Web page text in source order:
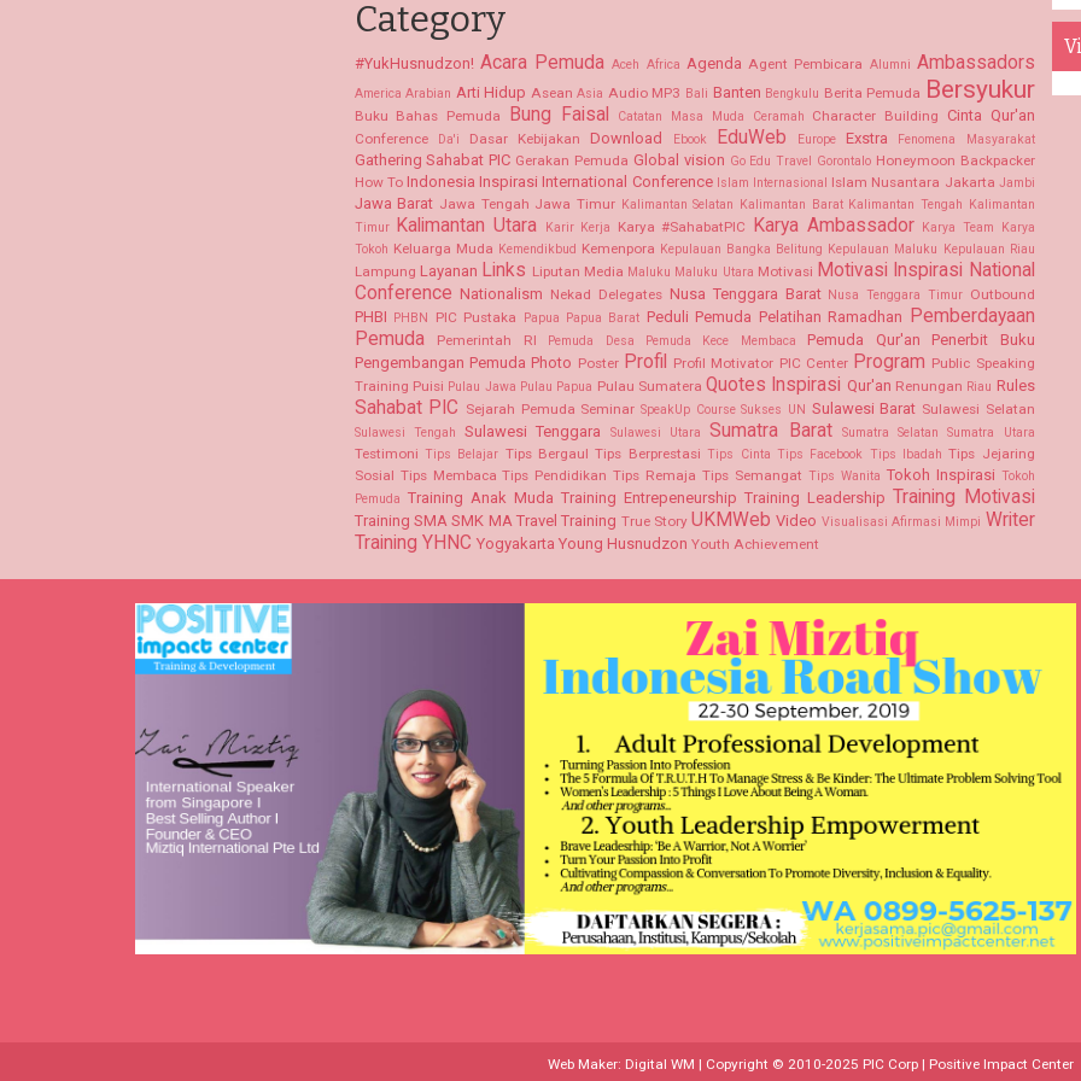
Category
#YukHusnudzon! Acara Pemuda Aceh Africa Agenda Agent Pembicara Alumni Ambassadors
America Arabian Arti Hidup Asean Asia Audio MP3 Bali Banten Bengkulu Berita Pemuda Bersyukur
Buku Bahas Pemuda Bung Faisal Catatan Masa Muda Ceramah Character Building Cinta Qur'an
Conference Da'i Dasar Kebijakan Download Ebook EduWeb Europe Exstra Fenomena Masyarakat
Gathering Sahabat PIC Gerakan Pemuda Global vision Go Edu Travel Gorontalo Honeymoon Backpacker
How To Indonesia Inspirasi International Conference Islam Internasional Islam Nusantara Jakarta Jambi
Jawa Barat Jawa Tengah Jawa Timur Kalimantan Selatan Kalimantan Barat Kalimantan Tengah Kalimantan
Timur
Kalimantan Utara Karir Kerja Karya #SahabatPIC Karya Ambassador Karya Team
Karya
Tokoh Keluarga Muda Kemendikbud Kemenpora Kepulauan Bangka Belitung Kepulauan Maluku Kepulauan Riau
Lampung Layanan Links Liputan Media Maluku Maluku Utara Motivasi Motivasi Inspirasi National
Conference Nationalism Nekad Delegates Nusa Tenggara Barat Nusa Tenggara Timur Outbound
PHBI PHBN PIC Pustaka Papua Papua Barat Peduli Pemuda Pelatihan Ramadhan
Pemberdayaan
Pemuda
Pemerintah RI Pemuda Desa Pemuda Kece Membaca Pemuda Qur'an
Penerbit Buku
Pengembangan Pemuda Photo Poster Profil Profil Motivator PIC Center Program Public Speaking
Training Puisi Pulau Jawa Pulau Papua Pulau Sumatera Quotes Inspirasi Qur'an Renungan Riau Rules
Sahabat PIC Sejarah Pemuda Seminar SpeakUp Course Sukses UN Sulawesi Barat Sulawesi Selatan
Sulawesi Tengah Sulawesi Tenggara Sulawesi Utara Sumatra Barat Sumatra Selatan Sumatra Utara
Testimoni Tips Belajar Tips Bergaul Tips Berprestasi Tips Cinta Tips Facebook Tips Ibadah Tips Jejaring
Sosial Tips Membaca Tips Pendidikan Tips Remaja Tips Semangat Tips Wanita Tokoh Inspirasi Tokoh
Pemuda Training Anak Muda Training Entrepeneurship Training Leadership Training Motivasi
Training SMA SMK MA Travel Training True Story UKMWeb Video Visualisasi Afirmasi Mimpi Writer
Training YHNC Yogyakarta Young Husnudzon Youth Achievement
Web Maker: Digital WM | Copyright © 2010-2025 PIC Corp | Positive Impact Center